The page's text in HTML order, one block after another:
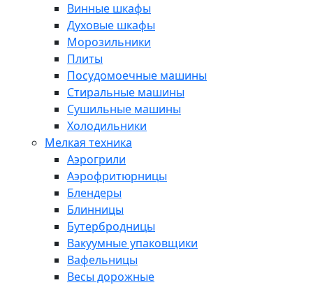
Винные шкафы
Духовые шкафы
Морозильники
Плиты
Посудомоечные машины
Стиральные машины
Сушильные машины
Холодильники
Мелкая техника
Аэрогрили
Аэрофритюрницы
Блендеры
Блинницы
Бутербродницы
Вакуумные упаковщики
Вафельницы
Весы дорожные